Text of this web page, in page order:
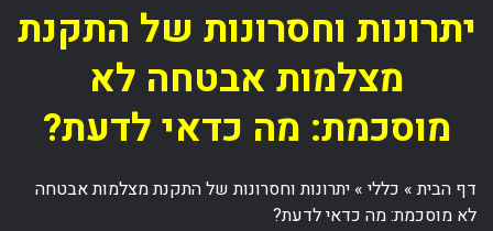
יתרונות וחסרונות של התקנת
מצלמות אבטחה לא
מוסכמת: מה כדאי לדעת?
דף הבית» כללי» יתרונות וחסרונות של התקנת מצלמות אבטחה
לא מוסכמת: מה כדאי לדעת?